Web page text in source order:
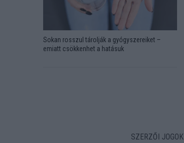
Sokan rosszul tárolják a gyógyszereiket –
emiatt csökkenhet a hatásuk
SZERZŐI JOGOK